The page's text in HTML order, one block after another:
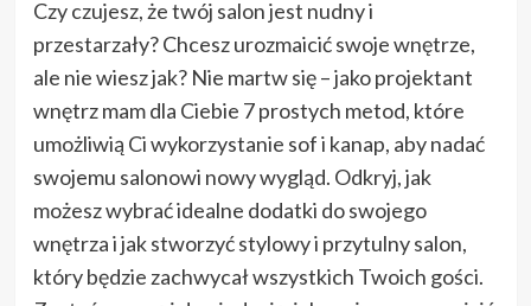
Czy czujesz, że twój salon jest nudny i
przestarzały? Chcesz urozmaicić swoje wnętrze,
ale nie wiesz jak? Nie martw się – jako projektant
wnętrz mam dla Ciebie 7 prostych metod, które
umożliwią Ci wykorzystanie sof i kanap, aby nadać
swojemu salonowi nowy wygląd. Odkryj, jak
możesz wybrać idealne dodatki do swojego
wnętrza i jak stworzyć stylowy i przytulny salon,
który będzie zachwycał wszystkich Twoich gości.